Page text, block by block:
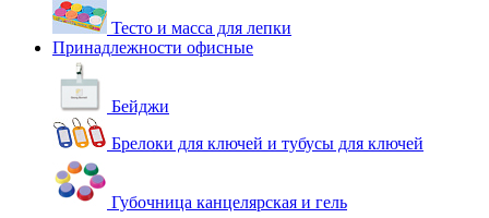
Тесто и масса для лепки
Принадлежности офисные
Бейджи
Брелоки для ключей и тубусы для ключей
Губочница канцелярская и гель